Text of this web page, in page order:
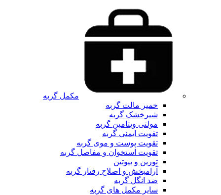
مکمل گربه
خمیر مالت گربه
شیرخشک گربه
مولتی ویتامین گربه
تقویت ایمنی گربه
تقویت پوست و موی گربه
تقویت استخوان و مفاصل گربه
تورین و بیوتین
آرامبخش و اصلاح رفتار گربه
ضد انگل گربه
سایر مکمل های گربه